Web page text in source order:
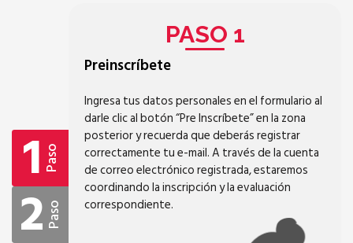
1 Paso
2 Paso
PASO 1
Preinscríbete
Ingresa tus datos personales en el formulario al
darle clic al botón “Pre Inscríbete” en la zona
posterior y recuerda que deberás registrar
correctamente tu e-mail. A través de la cuenta
de correo electrónico registrada, estaremos
coordinando la inscripción y la evaluación
correspondiente.